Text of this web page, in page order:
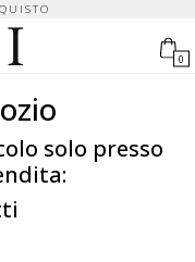
0
solo presso